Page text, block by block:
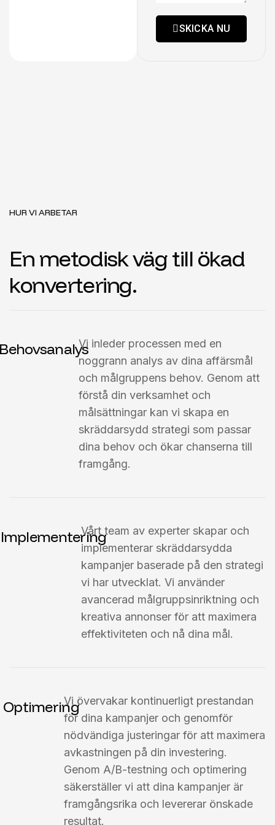
SKICKA NU
HUR VI ARBETAR
En metodiskvägtill ökad
konvertering.
Vi inleder processen med en
noggrann analys av dina affärsmål
och målgruppens behov. Genom att
förstå din verksamhet och
målsättningar kan vi skapa en
skräddarsydd strategi som passar
dina behov och ökar chanserna till
framgång.
ImplementeringVårt team av experter skapar och
implementerar skräddarsydda
kampanjer baserade på den strategi
vi har utvecklat. Vi använder
avancerad målgruppsinriktning och
kreativa annonser för att maximera
effektiviteten och nå dina mål.
OptimeringVi övervakar kontinuerligt prestandan
för dina kampanjer och genomför
nödvändiga justeringar för att maximera
avkastningen på din investering.
Genom A/B-testning och optimering
säkerställer vi att dina kampanjer är
framgångsrika och levererar önskade
resultat.